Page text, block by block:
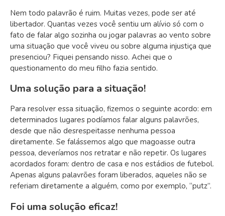
Nem todo palavrão é ruim. Muitas vezes, pode ser até
libertador. Quantas vezes você sentiu um alívio só com o
fato de falar algo sozinha ou jogar palavras ao vento sobre
uma situação que você viveu ou sobre alguma injustiça que
presenciou? Fiquei pensando nisso. Achei que o
questionamento do meu filho fazia sentido.
Uma solução para a situação!
Para resolver essa situação, fizemos o seguinte acordo: em
determinados lugares podíamos falar alguns palavrões,
desde que não desrespeitasse nenhuma pessoa
diretamente. Se falássemos algo que magoasse outra
pessoa, deveríamos nos retratar e não repetir. Os lugares
acordados foram: dentro de casa e nos estádios de futebol.
Apenas alguns palavrões foram liberados, aqueles não se
referiam diretamente a alguém, como por exemplo, “putz”.
Foi uma solução eficaz!